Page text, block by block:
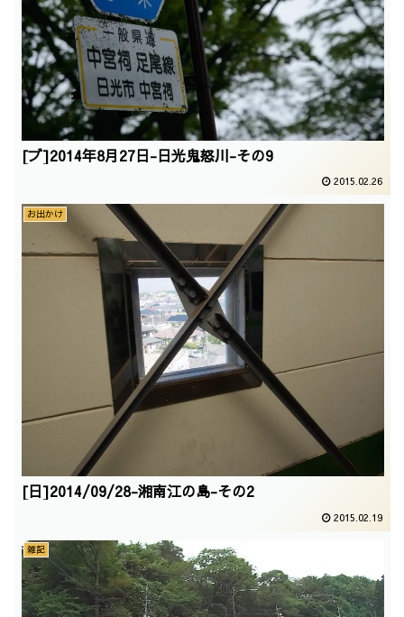
[ブ]2014年8月27日-日光鬼怒川-その9
2015.02.26
お出かけ
[日]2014/09/28-湘南江の島-その2
2015.02.19
雑記